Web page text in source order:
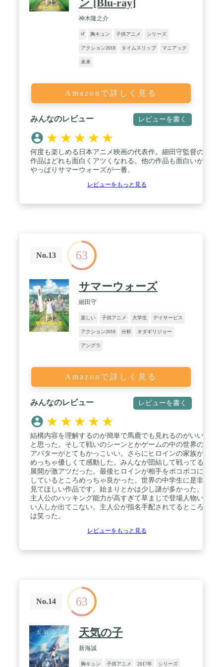
ン [Blu-ray]
神木隆之介
sf 胸キュン 子供アニメ シリーズ
アクション2018 タイムスリップ マニアック
未来
Amazonで詳しく見る
みんなのレビュー レビューを書く
★ ★ ★ ★ ★
何度も楽しめる日本アニメ映画の代表作。細田守監督の
作品はどれも面白くアツくなれる。他の作品も面白いが
やっぱりサマーウォーズが一番。
レビューをもっと見る
No.13 63
サマーウォーズ
細田守
楽しい 子供アニメ 大学生 デイサービス
アクション2018 分析 オダギリジョー
アングラ
Amazonで詳しく見る
みんなのレビュー レビューを書く
★ ★ ★ ★ ★
結構内容を理解するのが簡単で馬鹿でも見れるのがいい
と思った。そして戦いのシーンとかゲームの中の世界の
アバターがとてもかっこいい。さらにヒロインの家族が
めっちゃ優しくて感動した。みんなが団結して戦ってる
展開が激アツだった。最後ヒロインが相手をボコボコに
しているところめっちゃ良かった。世界の中学生に是非
見てほしい作品です。始まりとかは少し謎が多かった。
主人公のハッキング能力が高すぎて草まじで登場人物い
い人しか出てこない。主人公が指名手配されてるところ
は笑った。
レビューをもっと見る
No.14 63
天気の子
新海誠
胸キュン 子供アニメ 2017年 シリーズ